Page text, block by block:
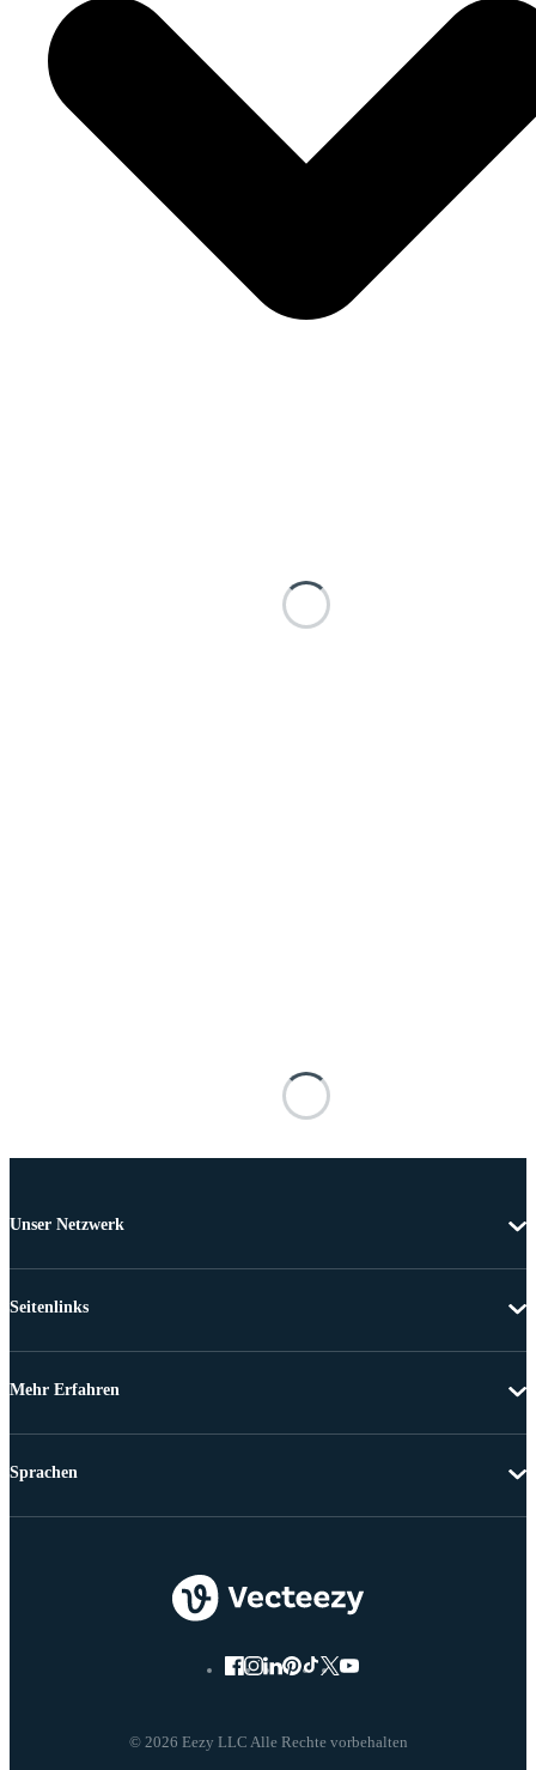
Unser Netzwerk
Seitenlinks
Mehr Erfahren
© 2026 Eezy LLC Alle Rechte vorbehalten
Sprachen